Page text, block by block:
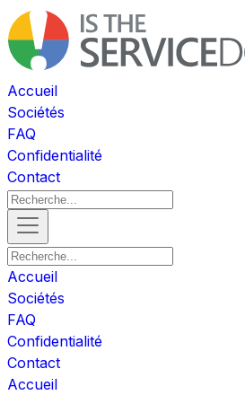
Accueil
Sociétés
FAQ
Confidentialité
Contact
Accueil
Sociétés
FAQ
Confidentialité
Contact
Accueil